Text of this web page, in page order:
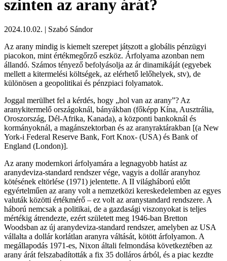
szinten az arany árát?
2024.10.02. | Szabó Sándor
Az arany mindig is kiemelt szerepet játszott a globális pénzügyi
piacokon, mint értékmegőrző eszköz. Árfolyama azonban nem
állandó. Számos tényező befolyásolja az ár dinamikáját (egyebek
mellett a kitermelési költségek, az elérhető lelőhelyek, stv), de
különösen a geopolitikai és pénzpiaci folyamatok.
Joggal merülhet fel a kérdés, hogy „hol van az arany”? Az
aranykitermelő országoknál, bányákban (főképp Kína, Ausztrália,
Oroszország, Dél-Afrika, Kanada), a központi bankoknál és
kormányoknál, a magánszektorban és az aranyraktárakban [(a New
York-i Federal Reserve Bank, Fort Knox- (USA) és Bank of
England (London)].
Az arany modernkori árfolyamára a legnagyobb hatást az
aranydeviza-standard rendszer vége, vagyis a dollár aranyhoz
kötésének eltörlése (1971) jelentette. A II világháború előtt
egyértelműen az arany volt a nemzetközi kereskedelemben az egyes
valuták közötti értékmérő – ez volt az aranystandard rendszere. A
háború nemcsak a politikai, de a gazdasági viszonyokat is teljes
mértékig átrendezte, ezért született meg 1946-ban Bretton
Woodsban az új aranydeviza-standard rendszer, amelyben az USA
vállalta a dollár korlátlan aranyra váltását, kötött árfolyamon. A
megállapodás 1971-es, Nixon általi felmondása következtében az
arany árát felszabadították a fix 35 dolláros árból, és a piac kezdte